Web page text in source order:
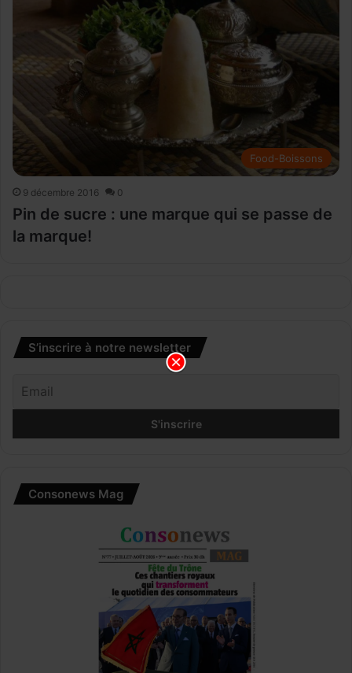
Food-Boissons
9 décembre 2016 0
Pin de sucre : une marque qui se passe de
la marque!
S’inscrire à notre newsletter
Consonews Mag